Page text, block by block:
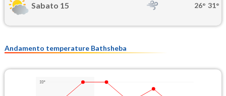
Sabato 15 26° 31°
Andamento temperature Bathsheba
33°